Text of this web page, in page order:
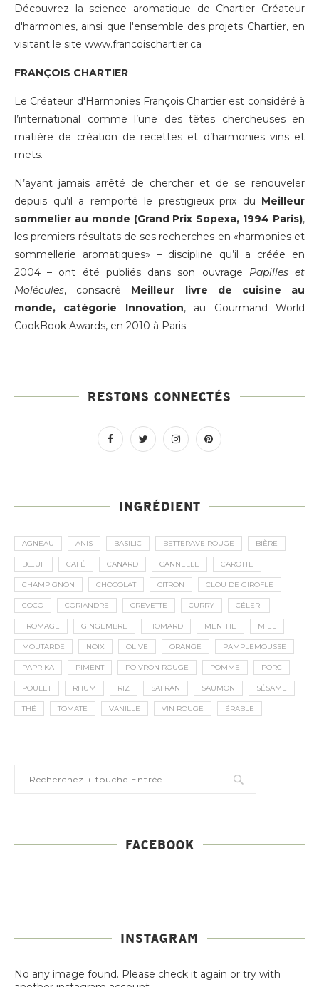
Découvrez la science aromatique de Chartier Créateur
d'harmonies, ainsi que l'ensemble des projets Chartier, en
visitant le site www.francoischartier.ca
FRANÇOIS CHARTIER
Le Créateur d'Harmonies François Chartier est considéré à
l’international comme l’une des têtes chercheuses en
matière de création de recettes et d’harmonies vins et
mets.
N’ayant jamais arrêté de chercher et de se renouveler
depuis qu’il a remporté le prestigieux prix du Meilleur
sommelier au monde (Grand Prix Sopexa, 1994 Paris),
les premiers résultats de ses recherches en «harmonies et
sommellerie aromatiques» – discipline qu’il a créée en
2004 – ont été publiés dans son ouvrage Papilles et
Molécules, consacré Meilleur livre de cuisine au
monde, catégorie Innovation, au Gourmand World
CookBook Awards, en 2010 à Paris.
RESTONS CONNECTÉS
INGRÉDIENT
AGNEAU ANIS BASILIC BETTERAVE ROUGE BIÈRE
BŒUF CAFÉ CANARD CANNELLE CAROTTE
CHAMPIGNON CHOCOLAT CITRON CLOU DE GIROFLE
COCO CORIANDRE CREVETTE CURRY CÉLERI
FROMAGE GINGEMBRE HOMARD MENTHE MIEL
MOUTARDE NOIX OLIVE ORANGE PAMPLEMOUSSE
PAPRIKA PIMENT POIVRON ROUGE POMME PORC
POULET RHUM RIZ SAFRAN SAUMON SÉSAME
THÉ TOMATE VANILLE VIN ROUGE ÉRABLE
FACEBOOK
INSTAGRAM
No any image found. Please check it again or try with